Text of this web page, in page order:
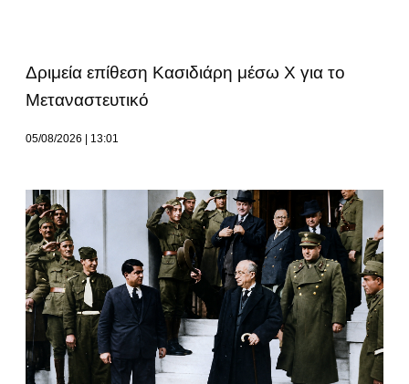
Δριμεία επίθεση Κασιδιάρη μέσω Χ για το
Μεταναστευτικό
05/08/2026 13:01